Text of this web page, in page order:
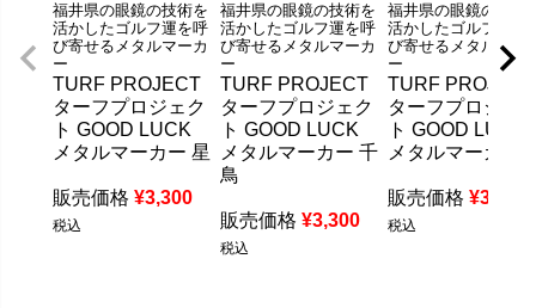
福井県の眼鏡の技術を
活かしたゴルフ運を呼
び寄せるメタルマーカ
ー
TURF PROJECT
ターフプロジェク
ト GOOD LUCK
メタルマーカー 星
販売価格 ¥3,300
税込
福井県の眼鏡の技術を
活かしたゴルフ運を呼
び寄せるメタルマーカ
ー
TURF PROJECT
ターフプロジェク
ト GOOD LUCK
メタルマーカー 千
鳥
販売価格 ¥3,300
税込
福井県の眼鏡の技術
活かしたゴルフ運を
び寄せるメタルマー
ー
TURF PROJECT
ターフプロジェ
ト GOOD LUCK
メタルマーカー
販売価格 ¥3,300
税込